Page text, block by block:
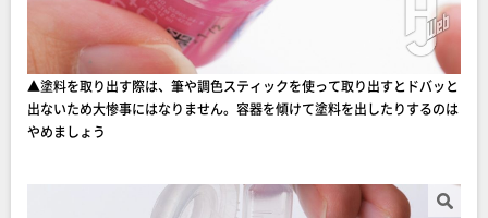
▲塗料を取り出す際は、筆や調色スティックを使って取り出すとドバッと
出ないため大惨事にはなりません。容器を傾けて塗料を出したりするのは
やめましょう